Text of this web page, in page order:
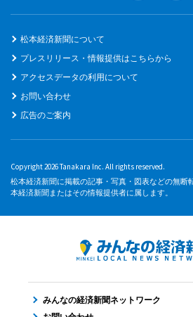
松本経済新聞について
プレスリリース・情報提供はこちらから
アクセスデータの利用について
お問い合わせ
広告のご案内
Copyright 2026 Tanakara Inc. All rights reserved.
松本経済新聞に掲載の記事・写真・図表などの無断
本経済新聞またはその情報提供者に属します。
みんなの経済新聞ネットワーク